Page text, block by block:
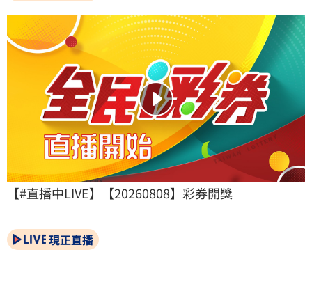
【#直播中LIVE】【20260808】彩券開獎
現正直播